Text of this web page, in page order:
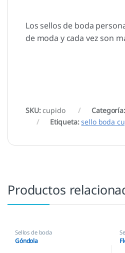
Los sellos de boda
de moda y cada vez son
SKU:cupido Categoría:
Etiqueta:sello boda
Productos
Sellos de boda
Góndola